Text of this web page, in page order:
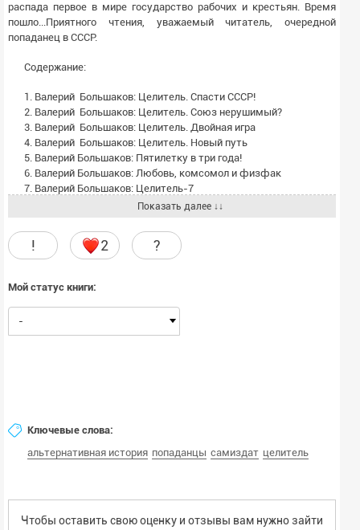
распада первое в мире государство рабочих и крестьян. Время
пошло...Приятного чтения, уважаемый читатель, очередной
попаданец в СССР.
Содержание:
1. Валерий Большаков: Целитель. Спасти СССР!
2. Валерий Большаков: Целитель. Союз нерушимый?
3. Валерий Большаков: Целитель. Двойная игра
4. Валерий Большаков: Целитель. Новый путь
5. Валерий Большаков: Пятилетку в три года!
6. Валерий Большаков: Любовь, комсомол и физфак
7. Валерий Большаков: Целитель-7
8. Валерий Большаков: Принцип Талиона
10. Валерий Большаков: Целитель 10
11. Валерий Большаков: Целитель 11
13. Валерий Большаков: Кровавое Благодаренье
14. Валерий Большаков: Десятое Блаженство
15. Валерий Большаков: Приорат Ностромо
16. Валерий Большаков: Долгая заря
Показать далее ↓↓
! 2 ?
Мой статус книги:
-
Ключевые слова:
альтернативная история попаданцы самиздат целитель
Чтобы оставить свою оценку и отзывы вам нужно зайти